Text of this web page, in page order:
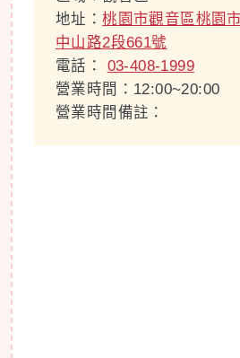
地址：桃園市觀音區桃園
中山路2段661號
電話： 03-408-1999
營業時間：12:00~20:00
營業時間備註：